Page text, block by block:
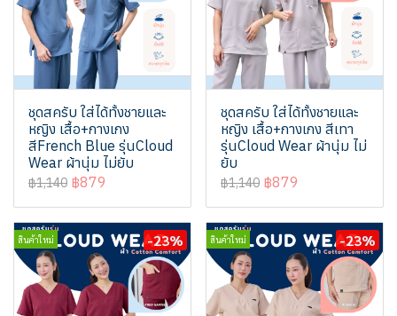
ชุดสครับ ใส่ได้ทั้งชายและ
หญิง เสื้อ+กางเกง
สีFrench Blue รุ่นCloud
Wear ผ้านุ่ม ไม่ยับ
฿1,140 ฿879
ชุดสครับ ใส่ได้ทั้งชายและ
หญิง เสื้อ+กางเกง สีเทา
รุ่นCloud Wear ผ้านุ่ม ไม่
ยับ
฿1,140 ฿879
สินค้าใหม่ -23% สินค้าใหม่ -23%